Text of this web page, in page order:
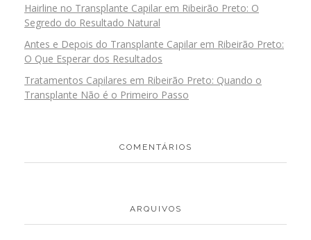
Hairline no Transplante Capilar em Ribeirão Preto: O
Segredo do Resultado Natural
Antes e Depois do Transplante Capilar em Ribeirão Preto:
O Que Esperar dos Resultados
Tratamentos Capilares em Ribeirão Preto: Quando o
Transplante Não é o Primeiro Passo
COMENTÁRIOS
ARQUIVOS